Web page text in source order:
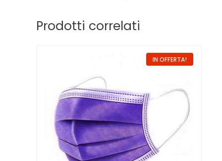
Prodotti correlati
IN OFFERTA!